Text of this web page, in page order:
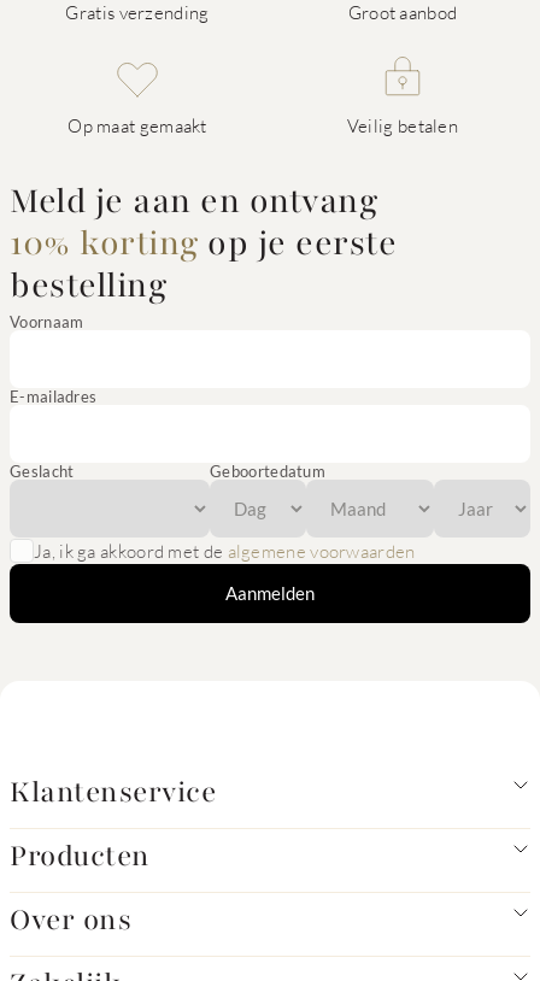
Gratis verzending Groot aanbod
Op maat gemaakt Veilig betalen
Meld je aan en ontvang
10% korting op je eerste
bestelling
Voornaam
E-mailadres
Geslacht Geboortedatum
Ja, ik ga akkoord met de algemene voorwaarden
Aanmelden
Klantenservice
Producten
Over ons